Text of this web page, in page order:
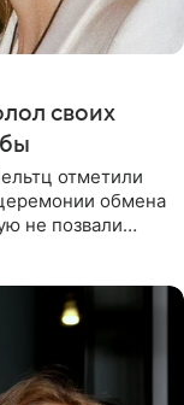
своих
отметили
обмена
не позвали